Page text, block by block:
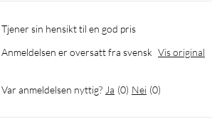
Tjener sin hensikt til en god pris
Anmeldelsen er oversatt fra svensk Vis original
Var anmeldelsen nyttig? Ja (0) Nei (0)